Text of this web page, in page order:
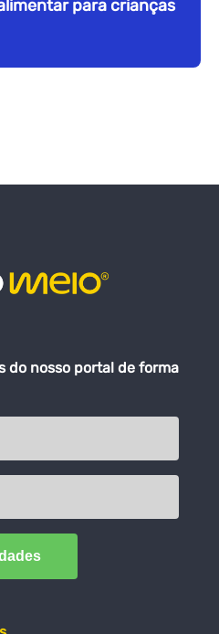
para crianças
do nosso portal de forma